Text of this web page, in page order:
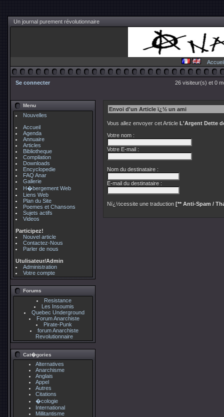
Un journal purement révolutionnaire
Accueil
Se connecter 26 visiteur(s) et 0
Menu
Nouvelles
Accueil
Agenda
Annuaire
Articles
Bibliotheque
Compilation
Downloads
Encyclopedie
FAQ Anar
Gallerie
H�bergement Web
Liens Web
Plan du Site
Poemes et Chansons
Sujets actifs
Videos
Participez!
Nouvel article
Contactez-Nous
Parler de nous
Utulisateur/Admin
Administration
Votre compte
Forums
Resistance
Les Insoumis
Quebec Underground
Forum Anarchiste
Pirate-Punk
forum Anarchiste
Revolutionnaire
Cat�gories
Alternatives
Anarchisme
Anglais
Appel
Autres
Citations
�cologie
International
Millitantisme
Envoi d'un Article ï¿½ un ami
Vous allez envoyer cet Article L'Argent Dette
Votre nom :
Votre E-mail :
Nom du destinataire :
E-mail du destinataire :
Nï¿½cessite une traduction [** Anti-Spam /